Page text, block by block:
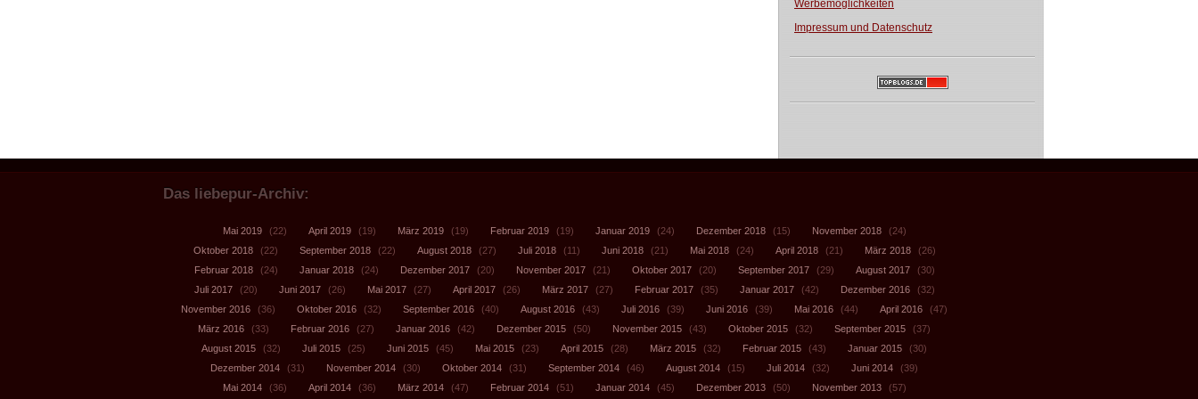
Werbemöglichkeiten
Impressum und Datenschutz
Das liebepur-Archiv:
Mai 2019 (22) April 2019 (19) März 2019 (19) Februar 2019 (19) Januar 2019 (24) Dezember 2018 (15) November 2018
(24)
Oktober 2018
(22) September 2018 (22) August 2018 (27) Juli 2018 (11) Juni 2018 (21) Mai 2018 (24) April 2018 (21) März 2018
(26)
Februar 2018
(24) Januar 2018 (24) Dezember 2017 (20) November 2017 (21) Oktober 2017 (20) September 2017 (29) August 2017
(30)
Juli 2017
(20) Juni 2017 (26) Mai 2017 (27) April 2017 (26) März 2017 (27) Februar 2017 (35) Januar 2017 (42) Dezember 2016
(32)
November 2016
(36) Oktober 2016 (32) September 2016 (40) August 2016 (43) Juli 2016 (39) Juni 2016 (39) Mai 2016 (44) April 2016
(47)
März 2016
(33) Februar 2016 (27) Januar 2016 (42) Dezember 2015 (50) November 2015 (43) Oktober 2015 (32) September 2015
(37)
August 2015
(32) Juli 2015 (25) Juni 2015 (45) Mai 2015 (23) April 2015 (28) März 2015 (32) Februar 2015 (43) Januar 2015
(30)
Dezember 2014
(31) November 2014 (30) Oktober 2014 (31) September 2014 (46) August 2014 (15) Juli 2014 (32) Juni 2014
(39)
Mai 2014
(36) April 2014 (36) März 2014 (47) Februar 2014 (51) Januar 2014 (45) Dezember 2013 (50) November 2013 (57)